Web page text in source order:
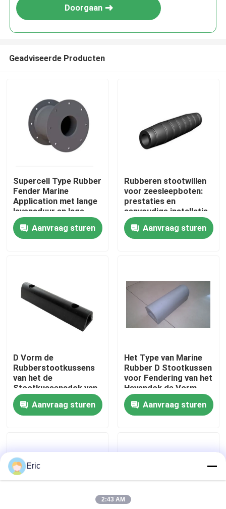
Thuis
Over ons
Fabrieksreis
Contacteer ons
Vraag een offerte aan
mariene deuren
Doorgaan
Geadviseerde Producten
Supercell Type Rubber
Fender Marine
Application met lange
levensduur en lage
kantelcompressie
voor Port Fendering
Aanvraag sturen
Rubberen stootwillen
voor zeesleepboten:
prestaties en
eenvoudige installatie
met opties voor
ketting- en
singelbandbevestiging
Aanvraag sturen
D Vorm de
Rubberstootkussens
van het de
Stootkussensdok van
Marine Fender Marine
Tugboat/van de Boot
Aanvraag sturen
Het Type van Marine
Rubber D Stootkussen
voor Fendering van het
Havendok de Vorm
Rubberstootkussen
van DAanvraag sturen
Eric
2:43 AM